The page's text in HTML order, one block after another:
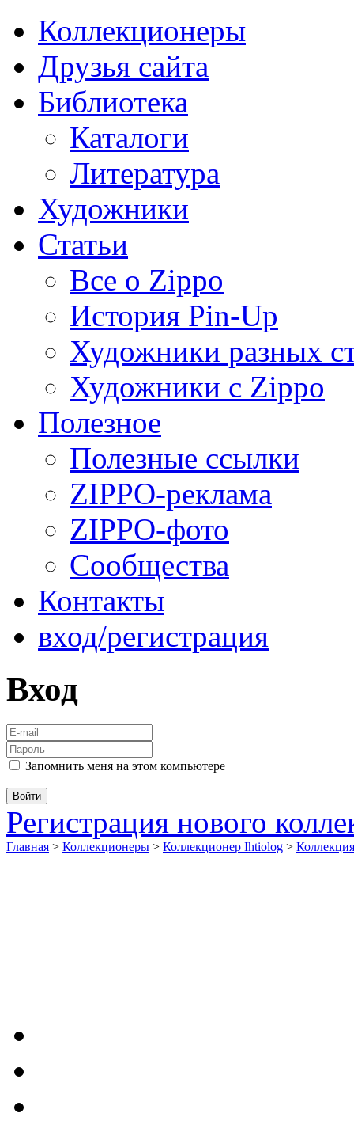
Коллекционеры
Друзья сайта
Библиотека
Каталоги
Литература
Художники
Статьи
Все о Zippo
История Pin-Up
Художники разных
Художники с Zippo
Полезное
Полезные ссылки
ZIPPO-реклама
ZIPPO-фото
Сообщества
Контакты
вход/регистрация
Вход
Запомнить меня на этом компьютере
Регистрация нового
Главная > Коллекционеры > Коллекционер Ihtiolog >